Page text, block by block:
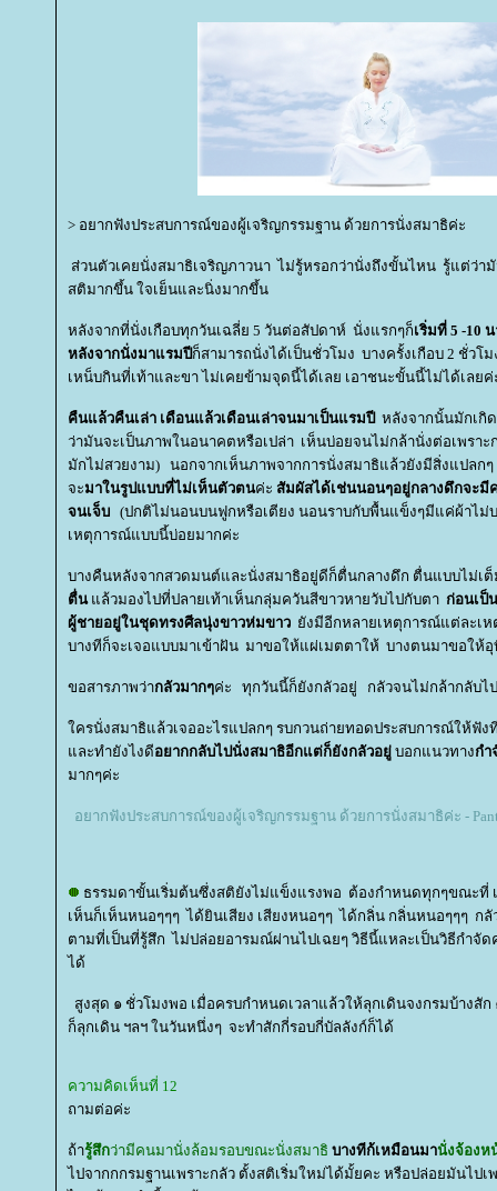
> อยากฟังประสบการณ์ของผู้เจริญกรรมฐาน ด้วยการนั่งสมาธิค่ะ
ส่วนตัวเคยนั่งสมาธิเจริญภาวนา ไม่รู้หรอกว่านั่งถึงขั้นไหน รู้แต่ว่า
สติมากขึ้น ใจเย็นและนิ่งมากขึ้น
หลังจากที่นั่งเกือบทุกวันเฉลี่ย 5 วันต่อสัปดาห์ นั่งแรกๆก็เริ่มที่ 5 -10
หลังจากนั่งมาแรมปีก็สามารถนั่งได้เป็นชั่วโมง บางครั้งเกือบ 2 ชั่วโ
เหน็บกินที่เท้าและขา ไม่เคยข้ามจุดนี้ได้เลย เอาชนะขั้นนี้ไม่ได้เลยค่
คืนแล้วคืนเล่า เดือนแล้วเดือนเล่าจนมาเป็นแรมปี หลังจากนั้นมักเกิด
ว่ามันจะเป็นภาพในอนาคตหรือเปล่า เห็นบ่อยจนไม่กล้านั่งต่อเพรา
มักไม่สวยงาม) นอกจากเห็นภาพจากการนั่งสมาธิแล้วยังมีสิ่งแปลกๆ
จะมาในรูปแบบที่ไม่เห็นตัวตนค่ะ สัมผัสได้เช่นนอนๆอยู่กลางดึกจะมี
จนเจ็บ (ปกติไม่นอนบนฟูกหรือเตียง นอนราบกับพื้นแข็งๆมีแค่ผ้าไม่
เหตุการณ์แบบนี้บ่อยมากค่ะ
บางคืนหลังจากสวดมนต์และนั่งสมาธิอยู่ดีก็ตื่นกลางดึก ตื่นแบบไม่เ
ตื่นล้วมองไปที่ปลายเท้าเห็นกลุ่มควันสีขาวหายวับไปกับตา ก่อนเป็
ผู้ชายอยู่ในชุดทรงศีลนุ่งขาวห่มขาว งมีอีกหลายเหตุการณ์แต่ละเห
บางทีก็จะเจอแบบมาเข้าฝัน มาขอให้แผ่เมตตาให้ บางตนมาขอให้
ขอสารภาพว่ากลัวมากๆค่ะ ทุกวันนี้ก็ยังกลัวอยู่ กลัวจนไม่กล้ากลับไ
ครนั่งสมาธิแล้วเจออะไรแปลกๆ รบกวนถ่ายทอดประสบการณ์ให้ฟั
ละทำยังไงดีอยากกลับไปนั่งสมาธิอีกแต่ก็ยังกลัวอยู่ บอกแนวทางกำ
มากๆค่ะ
อยากฟังประสบการณ์ของผู้เจริญกรรมฐาน ด้วยการนั่งสมาธิค่ะ -
ธรรมดาขั้นเริ่มต้นซึ่งสติยังไม่แข็งแรงพอ ต้องกำหนดทุกๆขณะที่
เห็นก็เห็นหนอๆๆๆ ได้ยินเสียง เสียงหนอๆๆ ได้กลิ่น กลิ่นหนอๆๆๆ ก
ตามที่เป็นที่รู้สึก ไม่ปล่อยอารมณ์ผ่านไปเฉยๆ วิธีนี้แหละเป็นวิธีกำจัด
ได้
สูงสุด ๑ ชั่วโมงพอ เมื่อครบกำหนดเวลาแล้วให้ลุกเดินจงกรมบ้างสั
ก็ลุกเดิน ฯลฯ ในวันหนึ่งๆ จะทำสักกี่รอบกี่บัลลังก์ก็ได้
ความคิดเห็นที่ 12
ถามต่อค่ะ
ถ้ารู้สึกว่ามีคนมานั่งล้อมรอบขณะนั่งสมาธิ บางทีก้เหมือนมานั่งจ้องห
ไปจากกกรมฐานเพราะกลัว ตั้งสติเริ่มใหม่ได้มั้ยคะ หรือปล่อยมันไปเ